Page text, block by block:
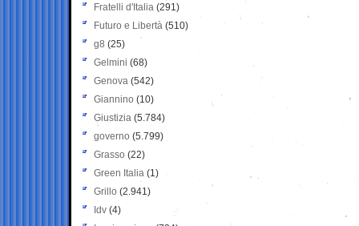
Fratelli d'Italia (291)
Futuro e Libertà (510)
g8 (25)
Gelmini (68)
Genova (542)
Giannino (10)
Giustizia (5.784)
governo (5.799)
Grasso (22)
Green Italia (1)
Grillo (2.941)
Idv (4)